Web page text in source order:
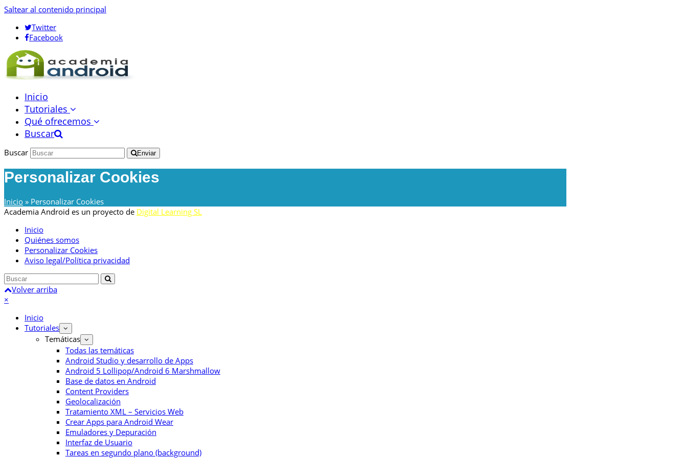
Saltear al contenido principal
Twitter
Facebook
Inicio
Tutoriales
Qué ofrecemos
Buscar
Buscar Enviar
Personalizar Cookies
Inicio » Personalizar Cookies
Academia Android es un proyecto de Digital Learning SL
Inicio
Quiénes somos
Personalizar Cookies
Aviso legal/Política privacidad
Volver arriba
×
Inicio
Tutoriales
Temáticas
Todas las temáticas
Android Studio y desarrollo de Apps
Android 5 Lollipop/Android 6 Marshmallow
Base de datos en Android
Content Providers
Geolocalización
Tratamiento XML – Servicios Web
Crear Apps para Android Wear
Emuladores y Depuración
Interfaz de Usuario
Tareas en segundo plano (background)